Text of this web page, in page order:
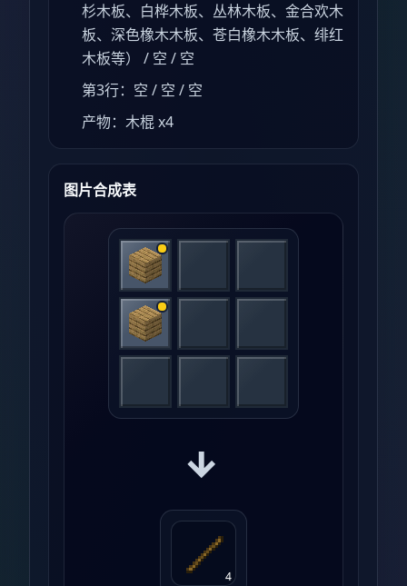
杉木板、白桦木板、丛林木板、金合欢木
板、深色橡木木板、苍白橡木木板、绯红
木板等） / 空 / 空
第3行：空 / 空 / 空
产物：木棍 x4
图片合成表
→
4